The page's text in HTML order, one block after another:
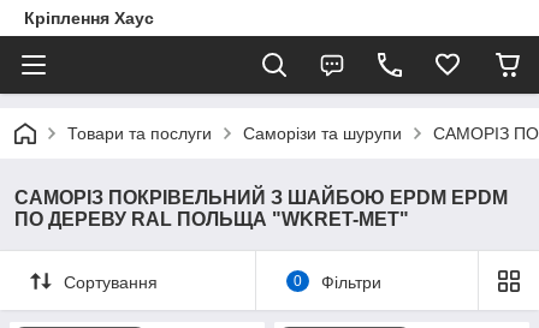
Кріплення Хаус
Товари та послуги Саморізи та шурупи САМОРІЗ
САМОРІЗ ПОКРІВЕЛЬНИЙ З ШАЙБОЮ EPDM EPDM
ПО ДЕРЕВУ RAL ПОЛЬЩА "WKRET-MET"
Сортування 0 Фільтри